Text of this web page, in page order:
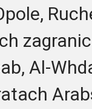
Al-